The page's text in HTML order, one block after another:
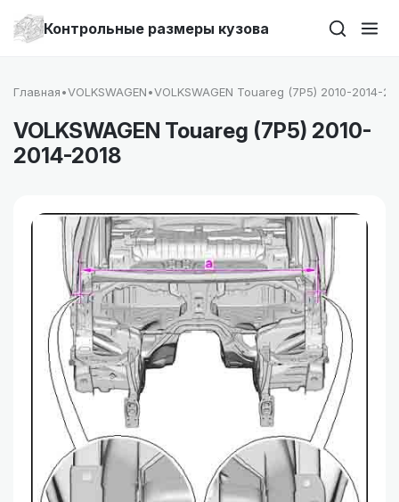
Контрольные размеры кузова
Главная•VOLKSWAGEN•VOLKSWAGEN Touareg (7P5) 2010-2014-
VOLKSWAGEN Touareg (7P5) 2010-
2014-2018